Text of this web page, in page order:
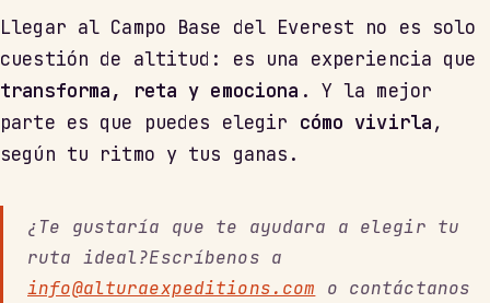
Llegar al Campo Base del Everest no es solo
cuestión de altitud: es una experiencia que
transforma, reta y emociona . Y la mejor
parte es que puedes elegir cómo vivirla,
según tu ritmo y tus ganas.
¿Te gustaría que te ayudara a elegir tu
ruta ideal?Escríbenos a
info@alturaexpeditions.com o contáctanos